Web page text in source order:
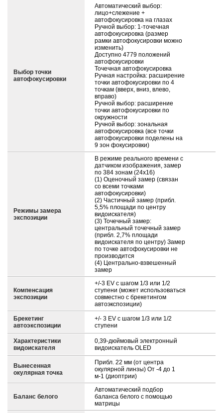
Выбор точки
автофокусировки
Автоматический выбор:
лицо+слежение +
автофокусировка на глазах
Ручной выбор: 1-точечная
автофокусировка (размер
рамки автофокусировки можно
изменить)
Доступно 4779 положений
автофокусировки
Точечная автофокусировка
Ручная настройка: расширение
точки автофокусировки по 4
точкам (вверх, вниз, влево,
вправо)
Ручной выбор: расширение
точки автофокусировки по
окружности
Ручной выбор: зональная
автофокусировка (все точки
автофокусировки поделены на
9 зон фокусировки)
Режимы замера
экспозиции
В режиме реального времени с
датчиком изображения, замер
по 384 зонам (24x16)
(1) Оценочный замер (связан
со всеми точками
автофокусировки)
(2) Частичный замер (прибл.
5,5% площади по центру
видоискателя)
(3) Точечный замер:
центральный точечный замер
(прибл. 2,7% площади
видоискателя по центру) Замер
по точке автофокусировки не
производится
(4) Центрально-взвешенный
замер
Компенсация
экспозиции
+/-3 EV с шагом 1/3 или 1/2
ступени (может использоваться
совместно с брекетингом
автоэкспозиции)
Брекетинг
автоэкспозиции
+/- 3 EV с шагом 1/3 или 1/2
ступени
Характеристики
видоискателя
0,39-дюймовый электронный
видоискатель OLED
Вынесенная
окулярная точка
Прибл. 22 мм (от центра
окулярной линзы) От -4 до 1
м-1 (диоптрии)
Баланс белого
Автоматический подбор
баланса белого с помощью
матрицы